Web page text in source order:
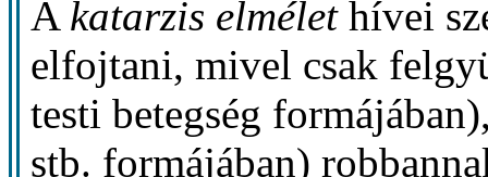
A katarzis elmélethívei
elfojtani, mivel csak
testi betegség
stb. formájában)